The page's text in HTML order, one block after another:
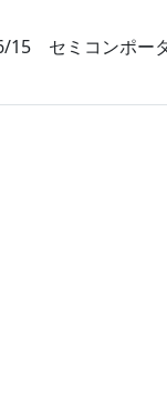
15 セミコンポー